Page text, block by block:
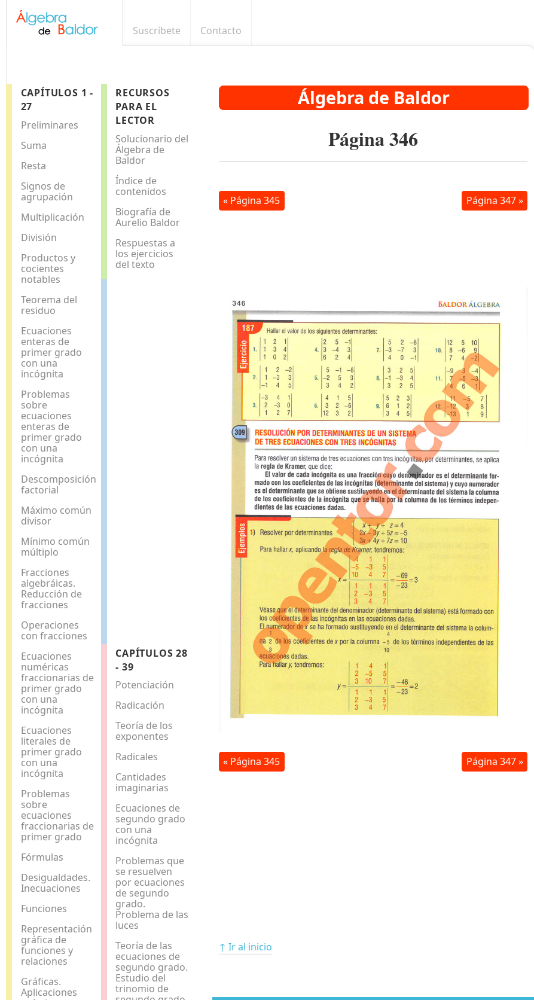
Suscríbete Contacto
CAPÍTULOS 1 -
27
Preliminares
Suma
Resta
Signos de
agrupación
Multiplicación
División
Productos y
cocientes
notables
Teorema del
residuo
Ecuaciones
enteras de
primer grado
con una
incógnita
Problemas
sobre
ecuaciones
enteras de
primer grado
con una
incógnita
Descomposición
factorial
Máximo común
divisor
Mínimo común
múltiplo
Fracciones
algebráicas.
Reducción de
fracciones
Operaciones
con fracciones
Ecuaciones
numéricas
fraccionarias de
primer grado
con una
incógnita
Ecuaciones
literales de
primer grado
con una
incógnita
Problemas
sobre
ecuaciones
fraccionarias de
primer grado
Fórmulas
Desigualdades.
Inecuaciones
Funciones
Representación
gráfica de
funciones y
relaciones
Gráficas.
Aplicaciones
RECURSOS
PARA EL
LECTOR
Solucionario del
Álgebra de
Baldor
Índice de
contenidos
Biografía de
Aurelio Baldor
Respuestas a
los ejercicios
del texto
CAPÍTULOS 28
- 39
Potenciación
Radicación
Teoría de los
exponentes
Radicales
Cantidades
imaginarias
Ecuaciones de
segundo grado
con una
incógnita
Problemas que
se resuelven
por ecuaciones
de segundo
grado.
Problema de las
luces
Teoría de las
ecuaciones de
segundo grado.
Estudio del
trinomio de
Álgebra de Baldor
Página 346
« Página 345 Página 347 »
« Página 345 Página 347 »
↑ Ir al inicio